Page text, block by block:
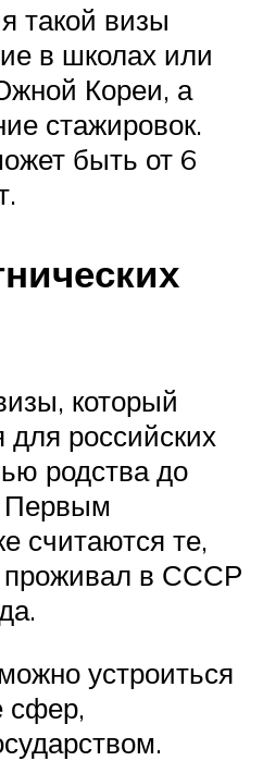
такой визы
в школах или
Кореи, а
стажировок.
быть от 6
который
для российских
родства до
Первым
считаются те,
проживал в СССР
устроиться
сфер,